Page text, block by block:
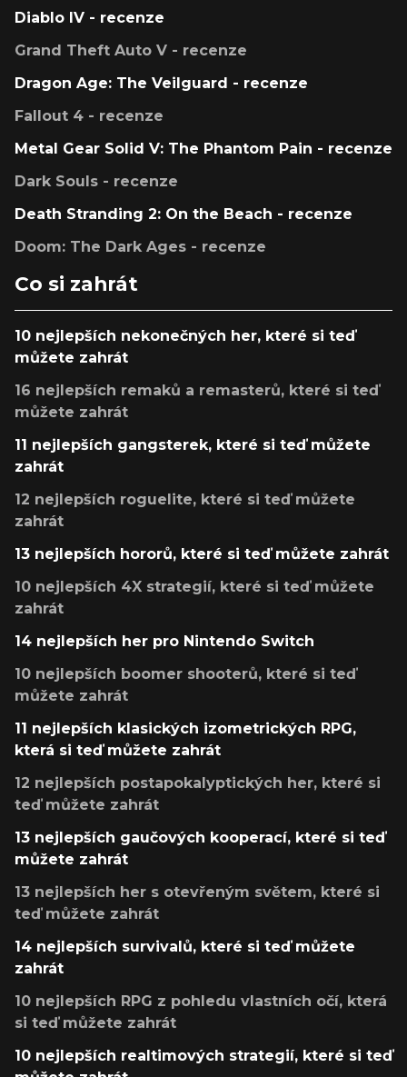
Diablo IV - recenze
Grand Theft Auto V - recenze
Dragon Age: The Veilguard - recenze
Fallout 4 - recenze
Metal Gear Solid V: The Phantom Pain - recenze
Dark Souls - recenze
Death Stranding 2: On the Beach - recenze
Doom: The Dark Ages - recenze
Co si zahrát
10 nejlepších nekonečných her, které si teď
můžete zahrát
16 nejlepších remaků a remasterů, které si teď
můžete zahrát
11 nejlepších gangsterek, které si teď můžete
zahrát
12 nejlepších roguelite, které si teď můžete
zahrát
13 nejlepších hororů, které si teď můžete zahrát
10 nejlepších 4X strategií, které si teď můžete
zahrát
14 nejlepších her pro Nintendo Switch
10 nejlepších boomer shooterů, které si teď
můžete zahrát
11 nejlepších klasických izometrických RPG,
která si teď můžete zahrát
12 nejlepších postapokalyptických her, které si
teď můžete zahrát
13 nejlepších gaučových kooperací, které si teď
můžete zahrát
13 nejlepších her s otevřeným světem, které si
teď můžete zahrát
14 nejlepších survivalů, které si teď můžete
zahrát
10 nejlepších RPG z pohledu vlastních očí, která
si teď můžete zahrát
10 nejlepších realtimových strategií, které si teď